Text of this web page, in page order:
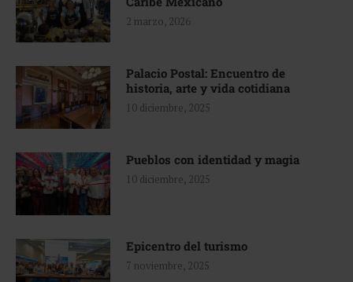
2 marzo, 2026
Palacio Postal: Encuentro de
historia, arte y vida cotidiana
10 diciembre, 2025
Pueblos con identidad y magia
10 diciembre, 2025
Epicentro del turismo
7 noviembre, 2025